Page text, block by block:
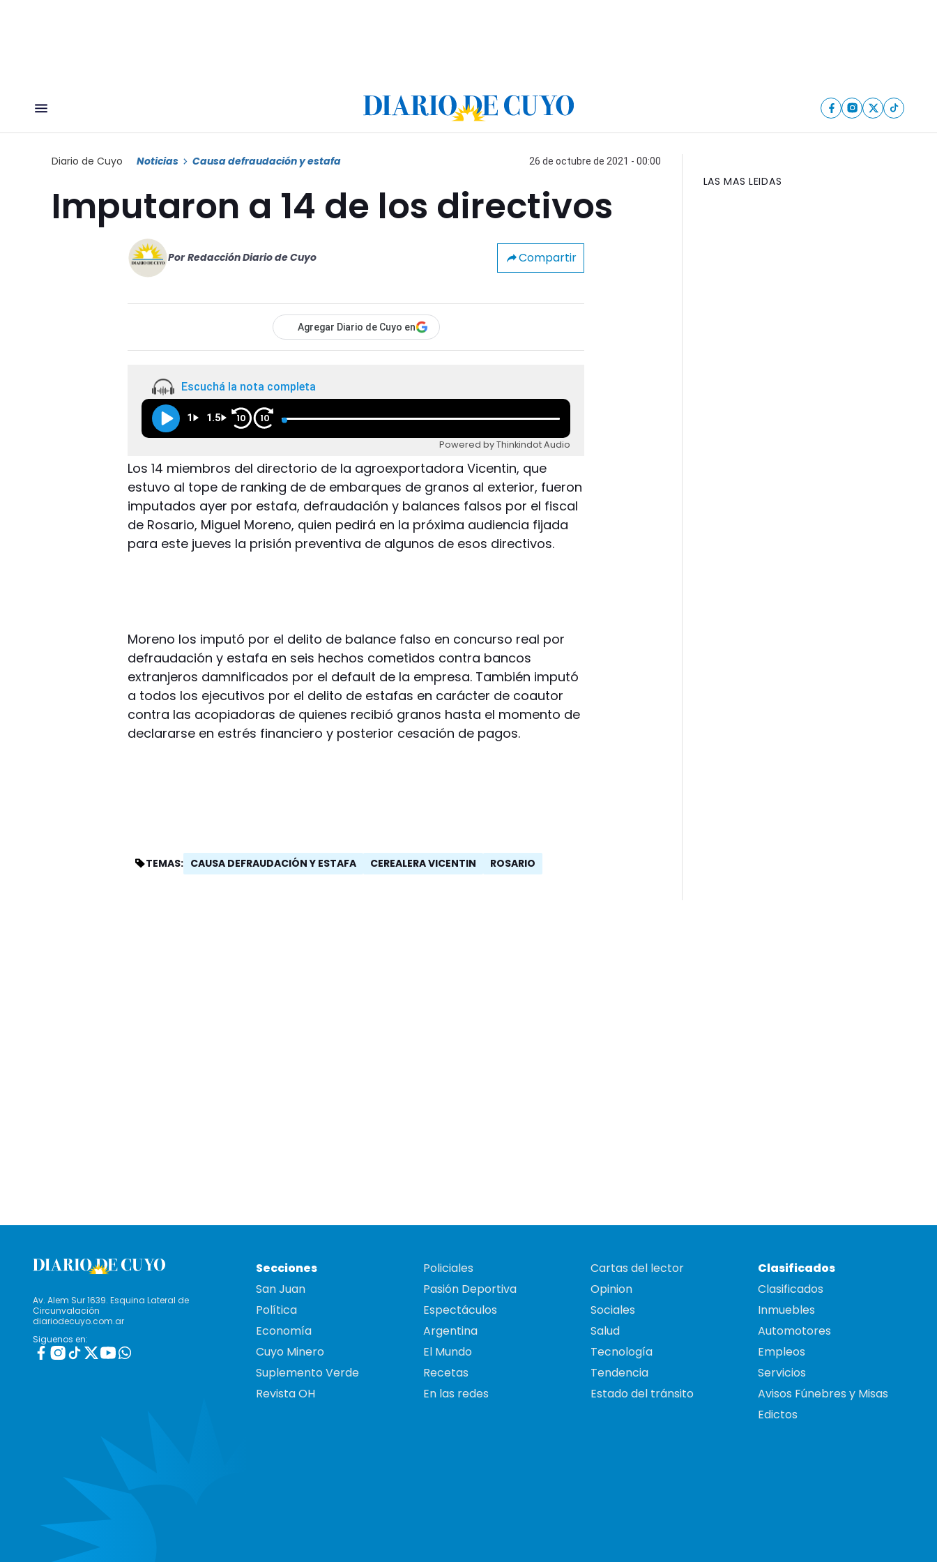
Diario de Cuyo Noticias Causa defraudación y estafa 26 de octubre de 2021 - 00:00
Imputaron a 14 de los directivos
Por Redacción Diario de Cuyo Compartir
Agregar Diario de Cuyo en
Escuchá la nota completa
1 1.5 10 10
Powered by Thinkindot Audio
Los 14 miembros del directorio de la agroexportadora Vicentin, que
estuvo al tope de ranking de de embarques de granos al exterior, fueron
imputados ayer por estafa, defraudación y balances falsos por el fiscal
de Rosario, Miguel Moreno, quien pedirá en la próxima audiencia fijada
para este jueves la prisión preventiva de algunos de esos directivos.
Moreno los imputó por el delito de balance falso en concurso real por
defraudación y estafa en seis hechos cometidos contra bancos
extranjeros damnificados por el default de la empresa. También imputó
a todos los ejecutivos por el delito de estafas en carácter de coautor
contra las acopiadoras de quienes recibió granos hasta el momento de
declararse en estrés financiero y posterior cesación de pagos.
TEMAS: CAUSA DEFRAUDACIÓN Y ESTAFA CEREALERA VICENTIN ROSARIO
LAS MAS LEIDAS
Av. Alem Sur 1639. Esquina Lateral de
Circunvalación
diariodecuyo.com.ar
Siguenos en:
Secciones
San Juan
Política
Economía
Cuyo Minero
Suplemento Verde
Revista OH
Policiales
Pasión Deportiva
Espectáculos
Argentina
El Mundo
Recetas
En las redes
Cartas del lector
Opinion
Sociales
Salud
Tecnología
Tendencia
Estado del tránsito
Clasificados
Clasificados
Inmuebles
Automotores
Empleos
Servicios
Avisos Fúnebres y Misas
Edictos